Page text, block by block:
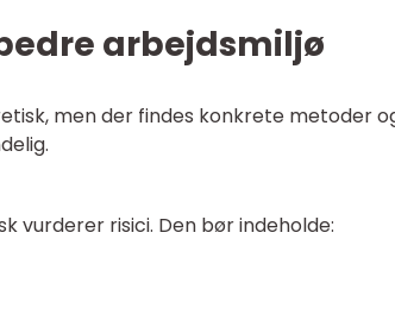
arbejdsmiljø
men der findes konkrete metoder
vurderer risici. Den bør indeholde: